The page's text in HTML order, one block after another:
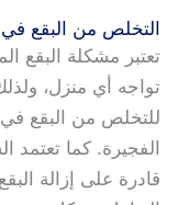
التخلص من البقع في
تعتبر مشكلة البقع
تواجه أي منزل،
للتخلص من البقع
الفجيرة. كما
قادرة على إزالة